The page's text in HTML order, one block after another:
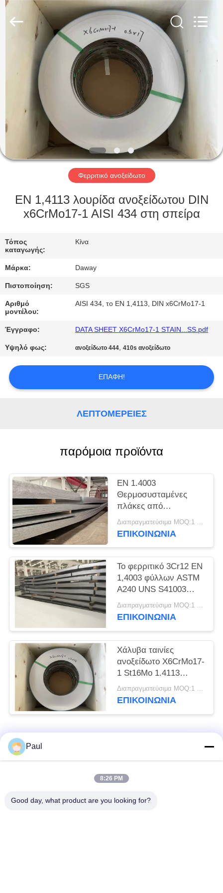
ΣΠΊΤΙ
ΠΡΟΪΌΝΤΑ
ΒΊΝΤΕΟ
ΠΕΡΊΠΟΥ
ΕΜΕΊΣ
ΓΎΡΟΣ
ΕΡΓΟΣΤΑΣΊΩΝ
ΠΟΙΟΤΙΚΌΣ
ΈΛΕΓΧΟΣ
ΜΑΣ
ΕΛΆΤΕ
ΣΕ
ΜΕ
ΖΗΤΉΣΤΕ
ΑΠΌΣΠΑΣΜΑ
SITEMAP
PRIVACY
POLICY
Special
Φερριτικό ανοξείδωτο
EN 1,4113 λουρίδα ανοξείδωτου DIN
x6CrMo17-1 AISI 434 στη σπείρα
Τόπος
καταγωγής:
Κίνα
Μάρκα: Daway
Πιστοποίηση: SGS
Αριθμό
μοντέλου:
AISI 434, το EN 1,4113, DIN x6CrMo17-1
Έγγραφο: DATA SHEET X6CrMo17-1 STAIN...SS.pdf
Υψηλό φως: ανοξείδωτο 444,410s ανοξείδωτο
ΕΠΑΦΉ!
ΛΕΠΤΟΜΈΡΕΙΕΣ
παρόμοια προϊόντα
EN 1.4003
Θερμοσυσταμένες
πλάκες από
ανοξείδωτο χάλυβα
UNS S41003
Διαπραγματεύσιμα MOQ:1 τόνος
ΕΠΙΚΟΙΝΩΝΊΑ
Το φερριτικό 3Cr12 EN
1,4003 φύλλων ASTM
A240 UNS S41003
ανοξείδωτου Unility
Διαπραγματεύσιμα MOQ:1 τόνος
ΕΠΙΚΟΙΝΩΝΊΑ
Χάλυβα ταινίες
ανοξείδωτο X6CrMo17-
1 St16Mo 1.4113
Χάλυβα ταινία ψυχρής
έλασης
Διαπραγματεύσιμα MOQ:1 τόνος
ΕΠΙΚΟΙΝΩΝΊΑ
Λαϊκή κατηγορία
Σκληραίνοντας
Paul
8:26 PM
Good day, what product are you looking for?